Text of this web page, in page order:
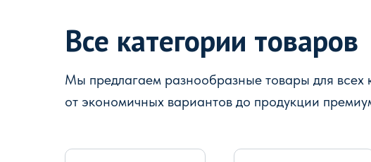
Все категории товаров
Мы предлагаем разнообразные товары для всех
от экономичных вариантов до продукции